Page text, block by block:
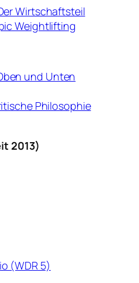
Wirtschaftsteil
Weightlifting
und Unten
Philosophie
2013)
(WDR 5)